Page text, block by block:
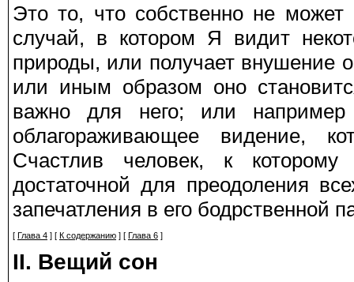
Это то, что собственно не
случай, в котором Я видит
природы, или получает внушение
или иным образом оно
важно для него; или
облагораживающее видение,
Счастлив человек, к
достаточной для преодоления
запечатления в его бодрственной
[ Глава 4 ] [ К содержанию ] [ Глава 6 ]
II. Вещий сон